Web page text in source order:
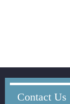
Contact Us